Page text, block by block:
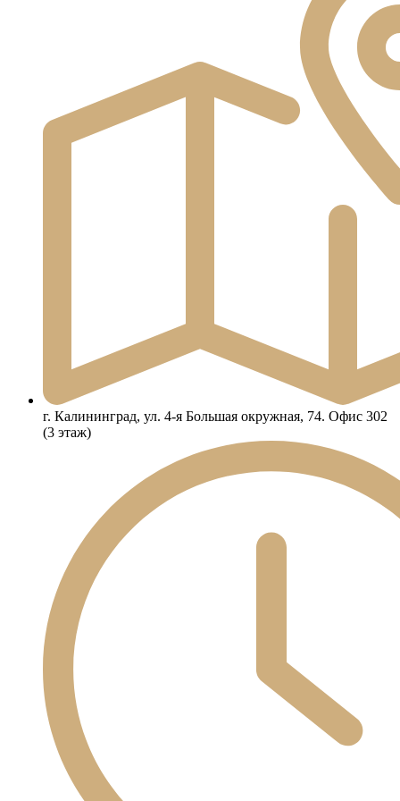
г. Калининград, ул. 4-я Большая окружная, 74. Офис 302
(3 этаж)